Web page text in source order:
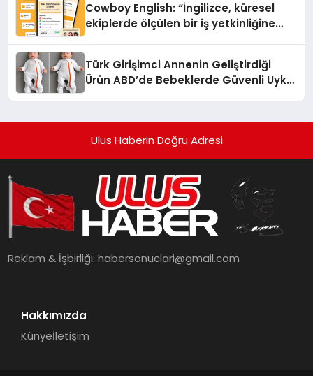
Cowboy English: “İngilizce, küresel
ekiplerde ölçülen bir iş yetkinliğine
Türk Girişimci Annenin Geliştirdiği
Ürün ABD’de Bebeklerde Güvenli Uyku
Ulus Haberin Doğru Adresi
Reklam & İşbirliği:habersonuclari@gmail.com
Hakkımızda
Künyeİletişim